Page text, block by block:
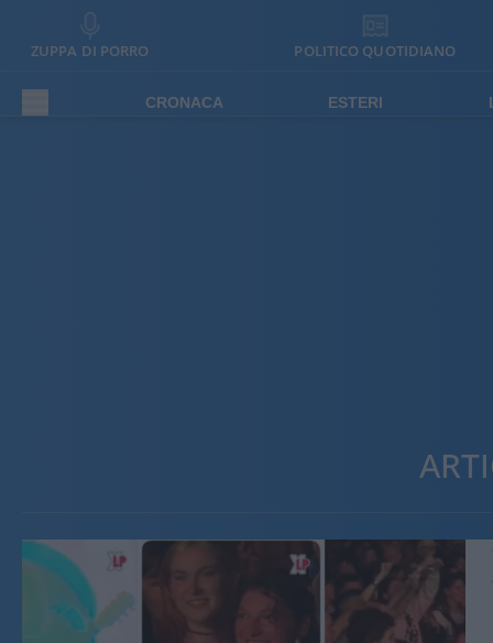
ZUPPA DI PORRO POLITICO QUOTIDIANO
CRONACA ESTERI